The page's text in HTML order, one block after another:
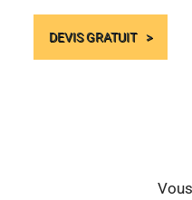
DEVIS GRATUIT